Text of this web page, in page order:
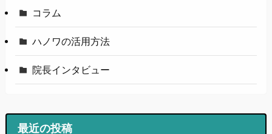
コラム
ハノワの活用方法
院長インタビュー
最近の投稿